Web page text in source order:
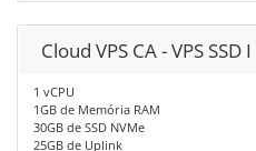
Cloud VPS CA - VPS SSD I
1 vCPU
1GB de Memória RAM
30GB de SSD NVMe
25GB de Uplink